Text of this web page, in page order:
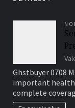
Ghstbuyer 0708
important health
complete